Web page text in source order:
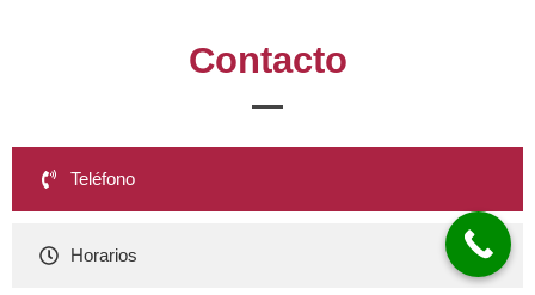
Contacto
Teléfono
Horarios